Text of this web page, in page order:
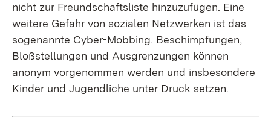
nicht zur Freundschaftsliste hinzuzufügen. Eine
weitere Gefahr von sozialen Netzwerken ist das
sogenannte Cyber-Mobbing. Beschimpfungen,
Bloßstellungen und Ausgrenzungen können
anonym vorgenommen werden und insbesondere
Kinder und Jugendliche unter Druck setzen.